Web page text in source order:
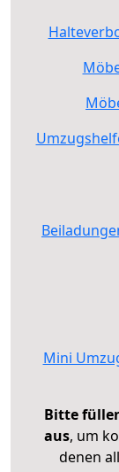
Mini
Bitte
aus, um
denen